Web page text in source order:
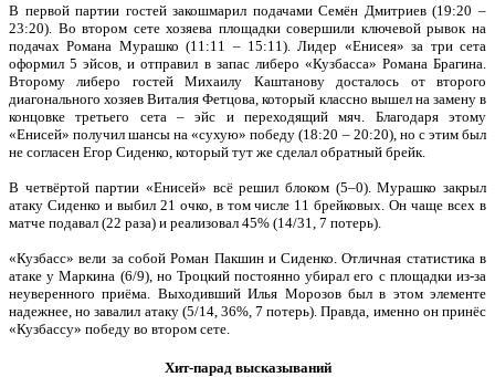
В первой партии гостей закошмарил подачами Семён Дмитриев (19:20 –
23:20). Во втором сете хозяева площадки совершили ключевой рывок на
подачах Романа Мурашко (11:11 – 15:11). Лидер «Енисея» за три сета
оформил 5 эйсов, и отправил в запас либеро «Кузбасса» Романа Брагина.
Второму либеро гостей Михаилу Каштанову досталось от второго
диагонального хозяев Виталия Фетцова, который классно вышел на замену в
концовке третьего сета – эйс и переходящий мяч. Благодаря этому
«Енисей» получил шансы на «сухую» победу (18:20 – 20:20), но с этим был
не согласен Егор Сиденко, который тут же сделал обратный брейк.
В четвёртой партии «Енисей» всё решил блоком (5–0). Мурашко закрыл
атаку Сиденко и выбил 21 очко, в том числе 11 брейковых. Он чаще всех в
матче подавал (22 раза) и реализовал 45% (14/31, 7 потерь).
«Кузбасс» вели за собой Роман Пакшин и Сиденко. Отличная статистика в
атаке у Маркина (6/9), но Троцкий постоянно убирал его с площадки из-за
неуверенного приёма. Выходивший Илья Морозов был в этом элементе
надежнее, но завалил атаку (5/14, 36%, 7 потерь). Правда, именно он принёс
«Кузбассу» победу во втором сете.
Хит-парад высказываний